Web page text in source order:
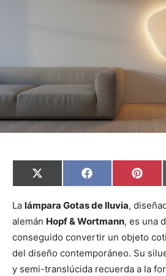
C
o
p
a
r
i
r
e
n
X
(
w
i
t
t
e
r
)
C
o
p
r
i
r
e
n
F
a
e
o
o
k
C
o
p
r
t
i
r
e
n
P
i
t
r
e
s
t
La lámpara Gotas de lluvia,
alemán Hopf & Wortmann, es una
conseguido convertir un objeto
del diseño contemporáneo. Su
y semi-translúcida recuerda a la